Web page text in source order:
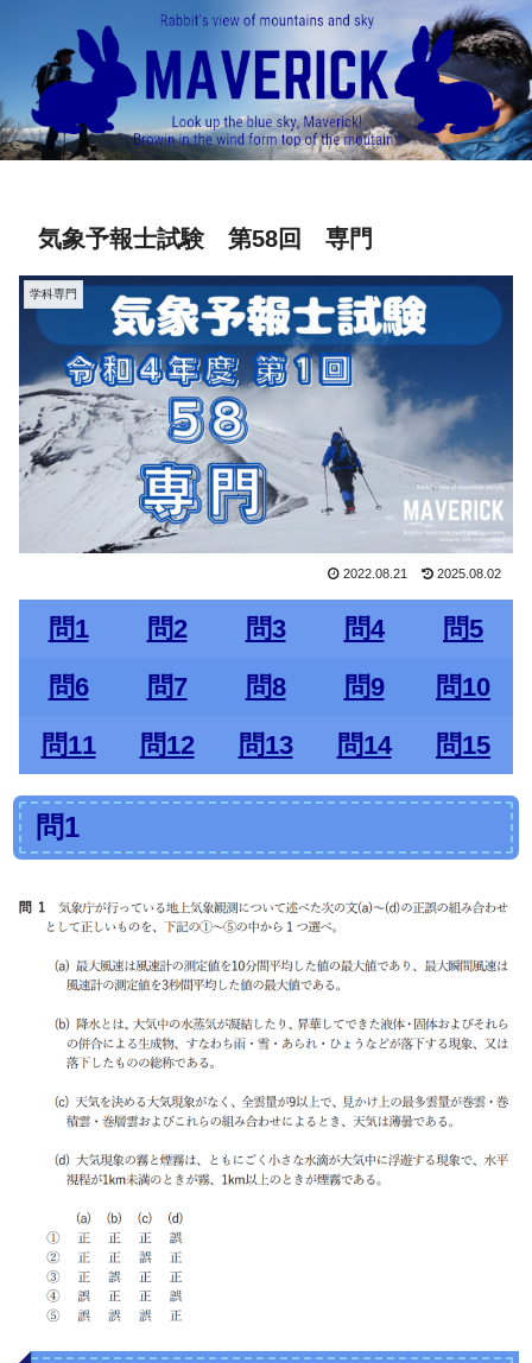
気象予報士試験 第58回 専門
学科専門
2022.08.21 2025.08.02
問1 問2 問3 問4
問5
問6
問7 問8 問9
問10
問11
問12 問13 問14 問15
問1